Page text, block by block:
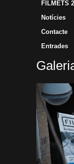
FILMETS
Notícies
Contacte
Entrades